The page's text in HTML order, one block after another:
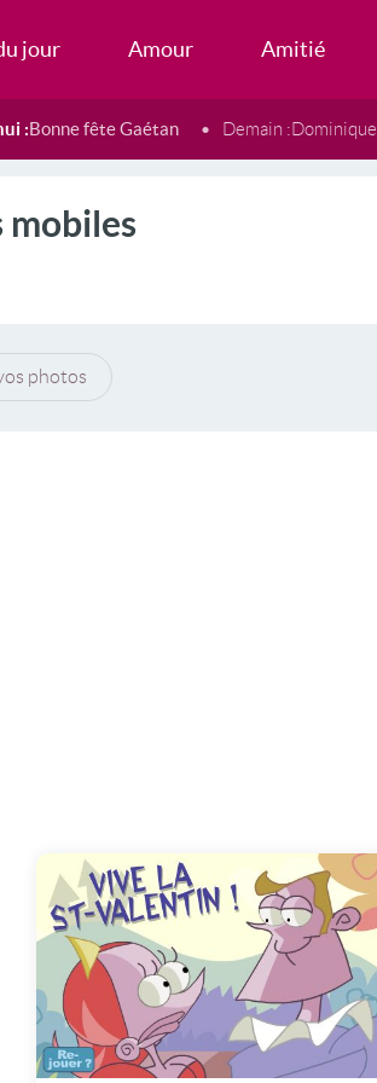
jour Amour Amitié
:Bonne fête Gaétan Demain :Dominique
mobiles
photos
Mais que fait cette jolie princesse toute